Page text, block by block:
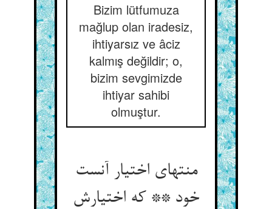
Bizim lütfumuza
mağlup olan iradesiz,
ihtiyarsız ve âciz
kalmış değildir; o,
bizim sevgimizde
ihtiyar sahibi
olmuştur.
منتهای اختیار آنست
خود ** که اختیارش